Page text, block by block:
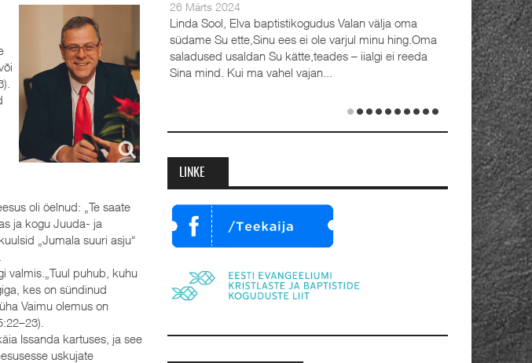
oli öelnud: „Te saate
ja kogu Juuda- ja
„Jumala suuri asju“
valmis.„Tuul puhub, kuhu
kes on sündinud
Vaimu olemus on
Issanda kartuses, ja see
uskujate
2024
Elva baptistikogudus Valan välja oma
Su ette,Sinu ees ei ole varjul minu hing.Oma
usaldan Su kätte,teades – iialgi ei reeda
Kui ma vahel vajan...
28 Detsember 2023
Detsember 2023 Kaks aastat tagasi, 1.
advendipühapäeval seati Oleviste
koguduses pastoriteks Teet Uuemõis (56)
ja Rait Tõnnori (35), kelle kõrval seisavad ustavad
abikaasad Külli ja Hanna-Emilia. Ordineerimine
toimus samuti 1. advendil, 3. detsembril 2023.
LINKE